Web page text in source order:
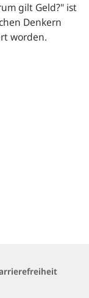
gilt Geld?" ist
Denkern
worden.